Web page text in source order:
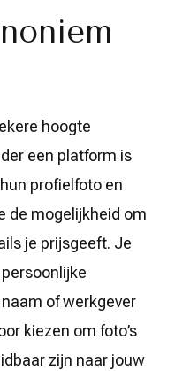
hoogte
een platform is
profielfoto en
de mogelijkheid om
je prijsgeeft. Je
of werkgever
kiezen om foto’s
zijn naar jouw